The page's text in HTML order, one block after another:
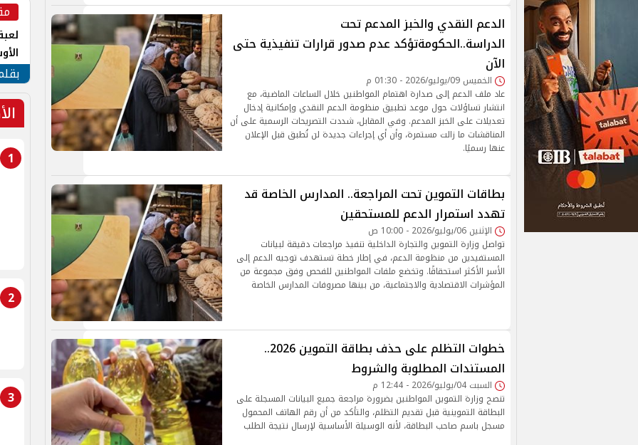
الدعم النقدي والخبز المدعم تحت
الدراسة..الحكومةتؤكد عدم صدور قرارات تنفيذية حتى
الآن
الخميس 09/يوليو/2026 - 01:30 م
عاد ملف الدعم إلى صدارة اهتمام المواطنين خلال الساعات الماضية، مع
انتشار تساؤلات حول موعد تطبيق منظومة الدعم النقدي وإمكانية إدخال
تعديلات على الخبز المدعم. وفي المقابل، شددت التصريحات الرسمية على أن
المناقشات ما زالت مستمرة، وأن أي إجراءات جديدة لن تُطبق قبل الإعلان
عنها رسميًا.
بطاقات التموين تحت المراجعة.. المدارس الخاصة قد
تهدد استمرار الدعم للمستحقين
الإثنين 06/يوليو/2026 - 10:00 ص
تواصل وزارة التموين والتجارة الداخلية تنفيذ مراجعات دقيقة لبيانات
المستفيدين من منظومة الدعم، في إطار خطة تستهدف توجيه الدعم إلى
الأسر الأكثر استحقاقًا. وتخضع ملفات المواطنين للفحص وفق مجموعة من
المؤشرات الاقتصادية والاجتماعية، من بينها مصروفات المدارس الخاصة
خطوات التظلم على حذف بطاقة التموين 2026..
المستندات المطلوبة والشروط
السبت 04/يوليو/2026 - 12:44 م
تنصح وزارة التموين المواطنين بضرورة مراجعة جميع البيانات المسجلة على
البطاقة التموينية قبل تقديم التظلم، والتأكد من أن رقم الهاتف المحمول
مسجل باسم صاحب البطاقة، لأنه الوسيلة الأساسية لإرسال نتيجة الطلب
1
2
3